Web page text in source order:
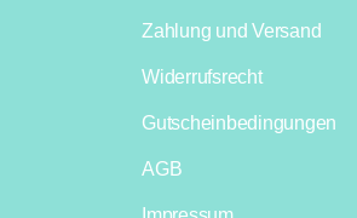
Zahlung und Versand
Widerrufsrecht
Gutscheinbedingungen
AGB